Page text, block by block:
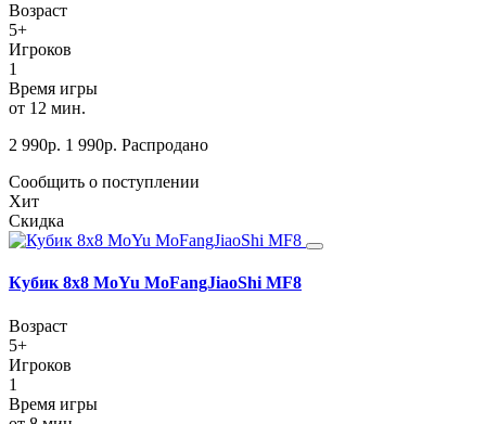
Возраст
5+
Игроков
1
Время игры
от 12 мин.
2 990р. 1 990р. Распродано
Сообщить о поступлении
Хит
Скидка
Кубик 8х8 MoYu MoFangJiaoShi MF8
Возраст
5+
Игроков
1
Время игры